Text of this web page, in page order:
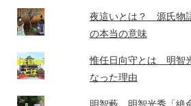
夜這いとは？ 源氏物
の本当の意味
惟任日向守とは 明智
なった理由